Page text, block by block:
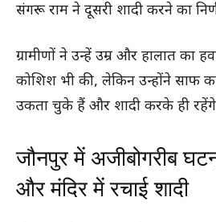
संगरू राम ने दूसरी शादी करने का
ग्रामीणों ने उन्हें उम्र और हालात का
कोशिश भी की, लेकिन उन्होंने साफ
उकता चुके हैं और शादी करके ही
जौनपुर में अजीबोगरीब
और मंदिर में रचाई शादी